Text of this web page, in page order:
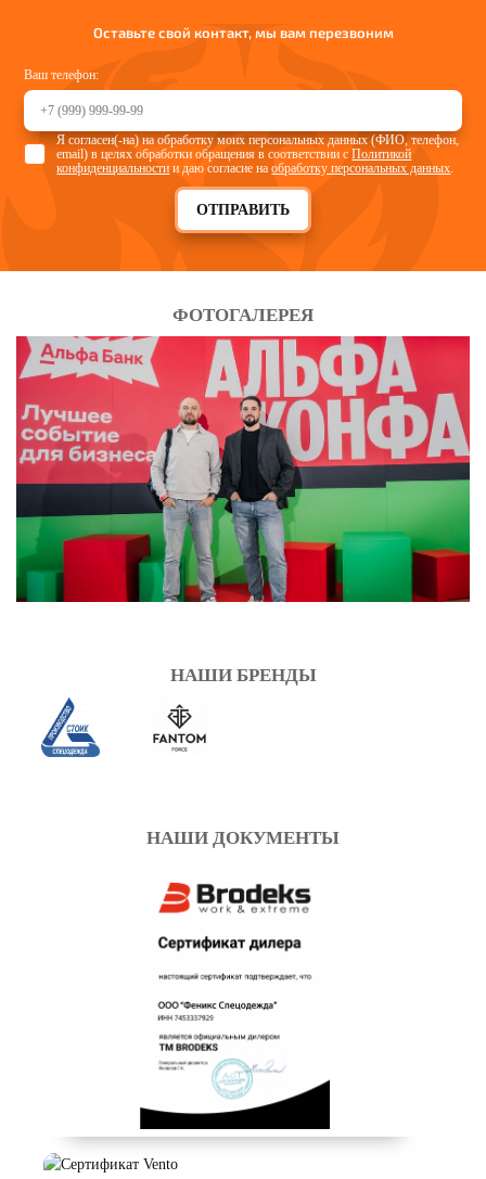
Оставьте свой контакт, мы вам перезвоним
Ваш телефон:
ОТПРАВИТЬ
Я согласен(-на) на обработку моих персональных данных (ФИО, телефон,
email) в целях обработки обращения в соответствии сПолитикой
конфиденциальности и даю согласие наобработку персональных данных
ФОТОГАЛЕРЕЯ
НАШИ БРЕНДЫ
НАШИ ДОКУМЕНТЫ